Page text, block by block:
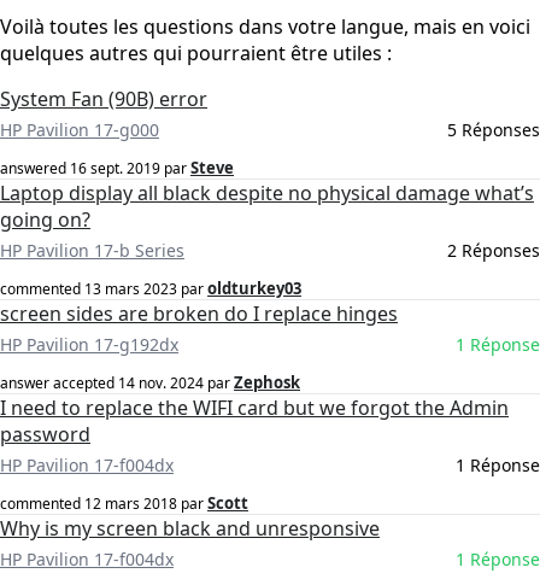
Voilà toutes les questions dans votre langue, mais en voici
quelques autres qui pourraient être utiles :
System Fan (90B) error
HP Pavilion 17-g000 5 Réponses
answered 16 sept. 2019 parSteve
Laptop display all black despite no physical damage what’s
going on?
HP Pavilion 17-b Series 2 Réponses
commented 13 mars 2023 paroldturkey03
screen sides are broken do I replace hinges
HP Pavilion 17-g192dx 1 Réponse
answer accepted 14 nov. 2024 parZephosk
I need to replace the WIFI card but we forgot the Admin
password
HP Pavilion 17-f004dx 1 Réponse
commented 12 mars 2018 parScott
Why is my screen black and unresponsive
HP Pavilion 17-f004dx 1 Réponse